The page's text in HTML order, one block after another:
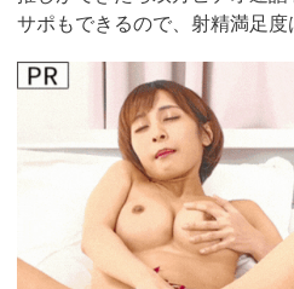
サポもできるので、射精満足度
https://www.j-
live.tv/LiveChat/acs.php?